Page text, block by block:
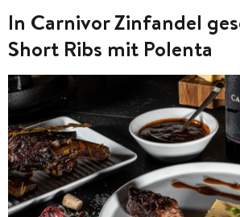
In Carnivor Zinfandel
Short Ribs mit Polenta